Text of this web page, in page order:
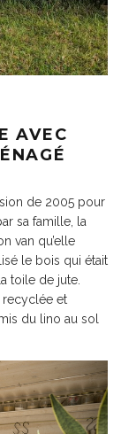
AVEC
de 2005 pour
sa famille, la
van qu’elle
le bois qui était
toile de jute.
recyclée et
du lino au sol